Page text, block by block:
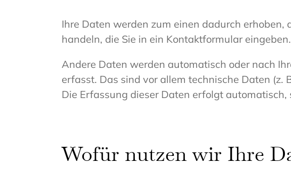
Ihre Daten werden zum einen dadurch erhoben,
handeln, die Sie in ein Kontaktformular eingeben.
Andere Daten werden automatisch oder nach
erfasst. Das sind vor allem technische Daten
Die Erfassung dieser Daten erfolgt
Wofür nutzen wir Ihre